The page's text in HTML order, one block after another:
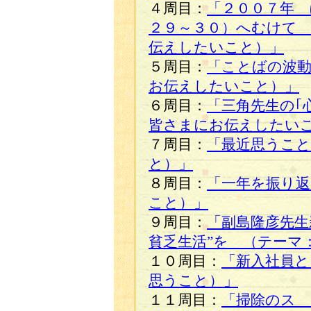
４周目：「２００７年
２９～３０）へむけて
伝えしたいこと）」
５周目：「ことばの波
お伝えしたいこと）」
６周目：
「三角先生の
皆さまにお伝えしたい
７周目：
「最近思うこ
と）」
８周目：
「一年を振り
こと）」
９周目：「副島隆彦先
貧乏生活”を （テーマ
１０周目：
「新入社員
思うこと）」
１１周目：
「掃除のス